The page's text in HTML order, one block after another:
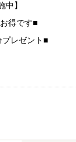
中】
得です■
レゼント■